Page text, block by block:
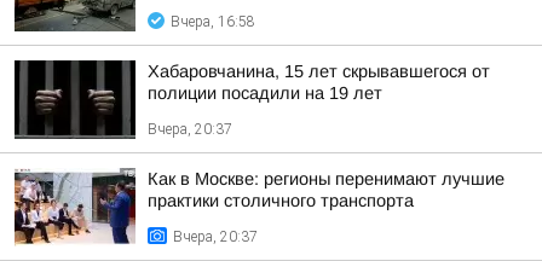
Вчера, 16:58
Хабаровчанина, 15 лет скрывавшегося от
полиции посадили на 19 лет
Вчера, 20:37
Как в Москве: регионы перенимают лучшие
практики столичного транспорта
Вчера, 20:37